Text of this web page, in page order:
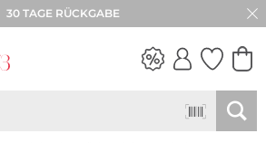
30 TAGE RÜCKGABE